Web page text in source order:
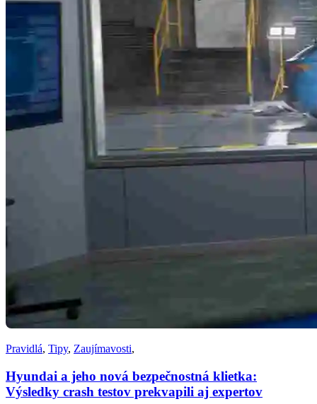
Pravidlá, Tipy, Zaujímavosti,
Hyundai a jeho nová bezpečnostná klietka:
Výsledky crash testov prekvapili aj expertov